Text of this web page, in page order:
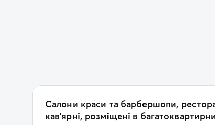
Салони краси та барбершопи,
кав’ярні, розміщені в